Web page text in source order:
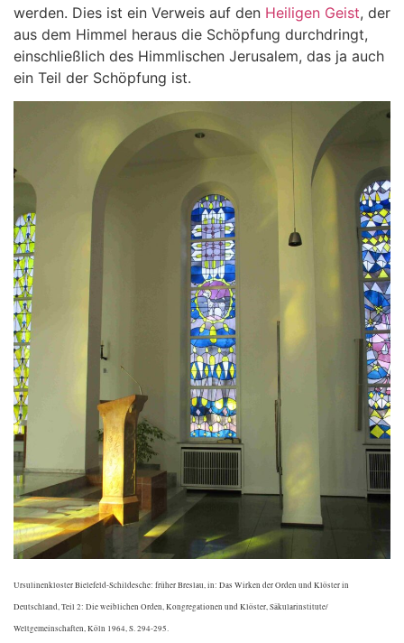
werden. Dies ist ein Verweis auf den Heiligen Geist, der
aus dem Himmel heraus die Schöpfung durchdringt,
einschließlich des Himmlischen Jerusalem, das ja auch
ein Teil der Schöpfung ist.
Ursulinenkloster Bielefeld-Schildesche: früher Breslau, in: Das Wirken der Orden und Klöster in
Deutschland, Teil 2: Die weiblichen Orden, Kongregationen und Klöster, Säkularinstitute/
Weltgemeinschaften, Köln 1964, S. 294-295.